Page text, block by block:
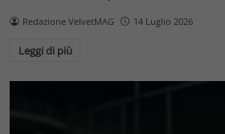
Redazione VelvetMAG 14 Luglio 2026
Leggi di più